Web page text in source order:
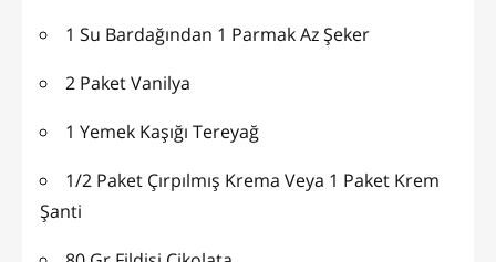
1 Su Bardağından 1 Parmak Az Şeker
2 Paket Vanilya
1 Yemek Kaşığı Tereyağ
1/2 Paket Çırpılmış Krema Veya 1 Paket Krem
Şanti